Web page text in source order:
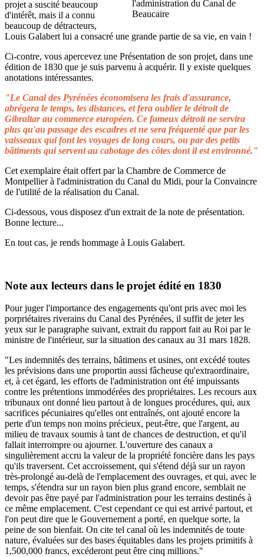
projet a suscité beaucoup
d'intérêt, mais il a connu
beaucoup de détracteurs,
Louis Galabert lui a consacré une grande partie de sa vie, en vain !
Ci-contre, vous apercevez une Présentation de son projet, dans une
édition de 1830 que je suis parvenu à acquérir. Il y existe quelques
anotations intéressantes.
"Le Canal des Pyrénées économisera les frais d'assurance,
abrégera le temps, les distances, et fera oublier le détroit de
Gibraltar au commerce européen. Ce fameux détroit ne servira
plus qu'au passage des escadres et ne sera fréquenté que par les
vaisseaux qui font les voyages de long cours, ou par des petits
bâtiments qui servent au cabotage des côtes dont il est environné."
Cet exemplaire était offert par la Chambre de Commerce de
Montpellier à l'administration du Canal du Midi, pour la Convaincre
de l'utilité de la réalisation du Canal.
Ci-dessous, vous disposez d'un extrait de la note de présentation.
Bonne lecture...
En tout cas, je rends hommage à Louis Galabert.
Note aux lecteurs dans le projet édité en 1830
Pour juger l'importance des engagements qu'ont pris avec moi les
porpriétaires riverains du Canal des Pyrénées, il suffit de jeter les
yeux sur le paragraphe suivant, extrait du rapport fait au Roi par le
ministre de l'intérieur, sur la situation des canaux au 31 mars 1828.
"Les indemnités des terrains, bâtimens et usines, ont excédé toutes
les prévisions dans une proportin aussi fâcheuse qu'extraordinaire,
et, à cet égard, les efforts de l'administration ont été impuissants
contre les prétentions immodérées des propriétaires. Les recours aux
tribunaux ont donné lieu partout à de longues procédures, qui, aux
sacrifices pécuniaires qu'elles ont entraînés, ont ajouté encore la
perte d'un temps non moins précieux, peut-être, que l'argent, au
milieu de travaux soumis à tant de chances de destruction, et qu'il
fallait interrompre ou ajourner. L'ouverture des canaux a
singulièrement accru la valeur de la propriété foncière dans les pays
qu'ils traversent. Cet accroissement, qui s'étend déjà sur un rayon
très-prolongé au-delà de l'emplacement des ouvrages, et qui, avec le
temps, s'étendra sur un rayon bien plus grand encore, semblait ne
devoir pas être payé par l'administration pour les terrains destinés à
ce même emplacement. C'est cependant ce qui est arrivé partout, et
l'on peut dire que le Gouvernement a porté, en quelque sorte, la
peine de son bienfait. On cite tel canal où les indemnités de toute
nature, évaluées sur des bases équitables dans les projets primitifs à
1,500,000 francs, excéderont peut être cinq millions."